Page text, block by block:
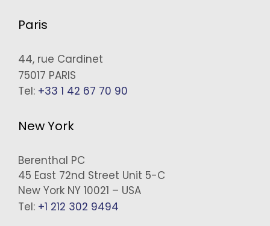
Paris
44, rue Cardinet
75017 PARIS
Tel: +33 1 42 67 70 90
New York
Berenthal PC
45 East 72nd Street Unit 5-C
New York NY 10021 – USA
Tel: +1 212 302 9494